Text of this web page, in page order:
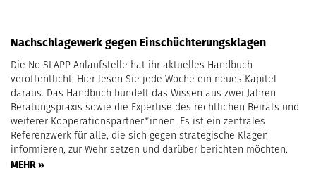
Nachschlagewerk gegen Einschüchterungsklagen
Die No SLAPP Anlaufstelle hat ihr aktuelles Handbuch
veröffentlicht: Hier lesen Sie jede Woche ein neues Kapitel
daraus. Das Handbuch bündelt das Wissen aus zwei Jahren
Beratungspraxis sowie die Expertise des rechtlichen Beirats und
weiterer Kooperationspartner*innen. Es ist ein zentrales
Referenzwerk für alle, die sich gegen strategische Klagen
informieren, zur Wehr setzen und darüber berichten möchten.
MEHR »